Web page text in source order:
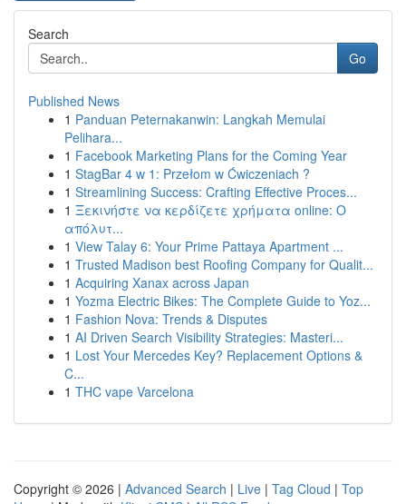
Search
Go
Published News
1 Panduan Peternakanwin: Langkah Memulai
Pelihara...
1 Facebook Marketing Plans for the Coming Year
1 StagBar 4 w 1: Przełom w Ćwiczeniach ?
1 Streamlining Success: Crafting Effective Proces...
1 Ξεκινήστε να κερδίζετε χρήματα online: Ο
απόλυτ...
1 View Talay 6: Your Prime Pattaya Apartment ...
1 Trusted Madison best Roofing Company for Qualit...
1 Acquiring Xanax across Japan
1 Yozma Electric Bikes: The Complete Guide to Yoz...
1 Fashion Nova: Trends & Disputes
1 AI Driven Search Visibility Strategies: Masteri...
1 Lost Your Mercedes Key? Replacement Options &
C...
1 THC vape Varcelona
Copyright © 2026 | Advanced Search | Live | Tag Cloud | Top